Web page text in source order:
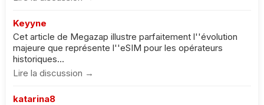
Keyyne
Cet article de Megazap illustre parfaitement l''évolution
majeure que représente l''eSIM pour les opérateurs
historiques...
Lire la discussion →
katarina8